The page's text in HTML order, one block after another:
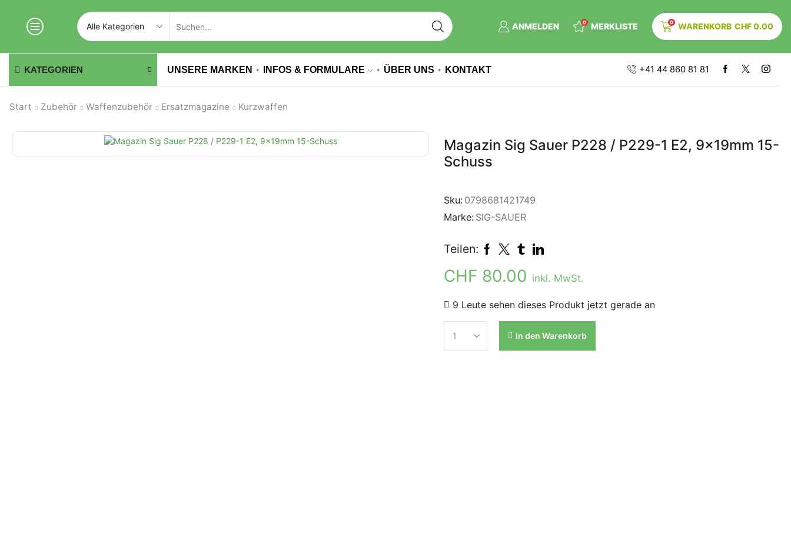
ANMELDEN 0 MERKLISTE 0 WARENKORB CHF0.00
KATEGORIEN UNSERE MARKEN INFOS & FORMULARE ÜBER UNS KONTAKT +41 44 860 81 81
Start Zubehör Waffenzubehör Ersatzmagazine Kurzwaffen
Magazin Sig Sauer P228 / P229-1 E2, 9x19mm 15-
Schuss
Sku: 0798681421749
Marke: SIG-SAUER
Teilen:
CHF 80.00 inkl. MwSt.
9 Leute sehen dieses Produkt jetzt gerade an
In den Warenkorb